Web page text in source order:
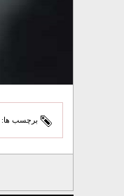
برچسب ها: